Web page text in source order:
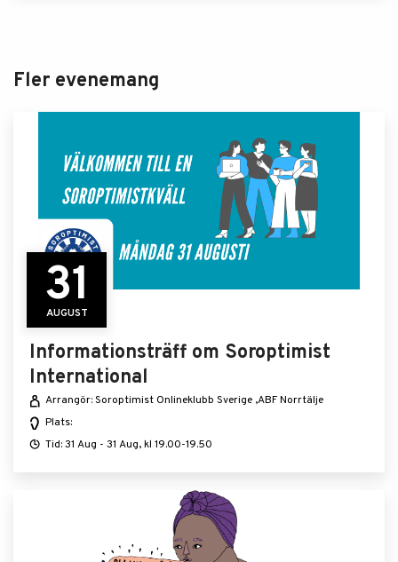
Fler evenemang
31
AUGUST
Informationsträff om Soroptimist
International
Arrangör: Soroptimist Onlineklubb Sverige ,ABF Norrtälje
Plats:
Tid: 31 Aug - 31 Aug, kl 19.00-19.50